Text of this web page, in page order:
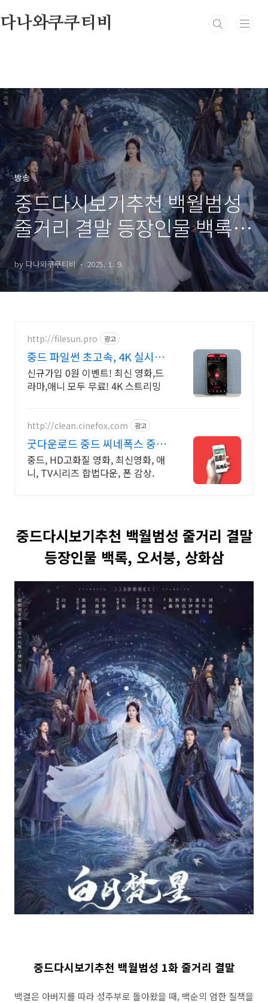
다나와쿠쿠티비
방송
중드다시보기추천 백월범성
줄거리 결말 등장인물 백록,
오서붕, 상화삼
by 다나와쿠쿠티비 2025. 1. 9.
http://filesun.pro 광고
중드 파일썬 초고속, 4K 실시간
보기!
신규가입 0원 이벤트! 최신 영화,드
라마,애니 모두 무료! 4K 스트리밍
http://clean.cinefox.com 광고
굿다운로드 중드 씨네폭스 중드
일드 30%할인
중드, HD고화질 영화, 최신영화, 애
니, TV시리즈 합법다운, 폰 감상.
중드다시보기추천 백월범성 줄거리 결말
등장인물 백록, 오서붕, 상화삼
중드다시보기추천 백월범성 1화 줄거리 결말
백결은 아버지를 따라 성주부로 돌아왔을 때, 백순의 엄한 질책을